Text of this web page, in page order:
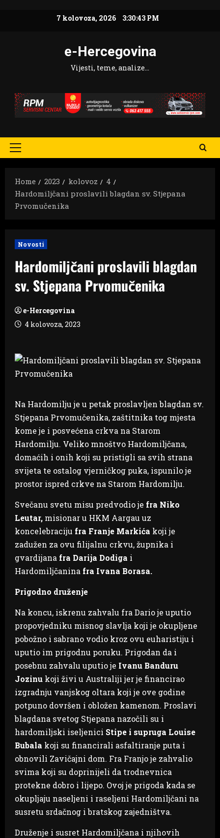
7 kolovoza, 2026 3:30:44 PM
e-Hercegovina
Vijesti, teme, analize…
Primary
Home
2023 kolovoz
4
Hardomiljčani proslavili blagdan sv. Stjepana
Prvomučenika
Novosti
Hardomiljčani proslavili blagdan
sv. Stjepana Prvomučenika
e-Hercegovina
4 kolovoza, 2023
Na Hardomilju je u petak proslavljen blagdan sv.
Stjepana Prvomučenika, zaštitnika tog mjesta
kome je i posvećena crkva na Starom
Hardomilju. Veliko mnoštvo Hardomiljčana,
domaćih i onih koji su pristigli sa svih strana
svijeta te ostalog vjerničkog puka, ispunilo je
prostor ispred crkve na Starom Hardomilju.
Svečanu svetu misu predvodio je fra Niko
Leutar, misionar u HKM Aargau uz
koncelebraciju fra Franje Markića koji je
zadužen za ovu filijalnu crkvu, župnika i
gvardijana fra Darija Dodiga i
Hardomiljčanina fra Ivana Borasa.
Prigodno druženje
Na koncu, iskrenu zahvalu fra Dario je uputio
propovjedniku misnog slavlja koji je okupljene
pobožno i sabrano vodio kroz ovu euharistiju i
uputio im prigodnu poruku. Prigodan da i
posebnu zahvalu uputio je Ivanu Banduru
Jozinu koji živi u Australiji jer je financirao
izgradnju vanjskog oltara koji je ove godine
potpuno dovršen i obložen kamenom. Proslavi
blagdana svetog Stjepana nazočili su i
hardomiljski iseljenici Stipe i supruga Louise
Bubala koji su financirali asfaltiranje puta i
obnovili Zavičajni dom. Fra Franjo je zahvalio
svima koji su doprinijeli da trodnevnica
protekne dobro i lijepo. Ovoj je prigoda kada se
okupljaju naseljeni i raseljeni Hardomiljčani na
susretu srdačnog i bratskog zajedništva.
Druženje i susret Hardomiljčana i njihovih